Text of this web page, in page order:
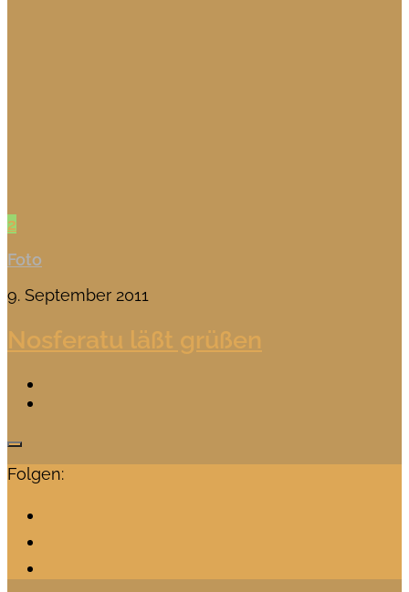
2
Foto
9. September 2011
Nosferatu läßt grüßen
Folgen: